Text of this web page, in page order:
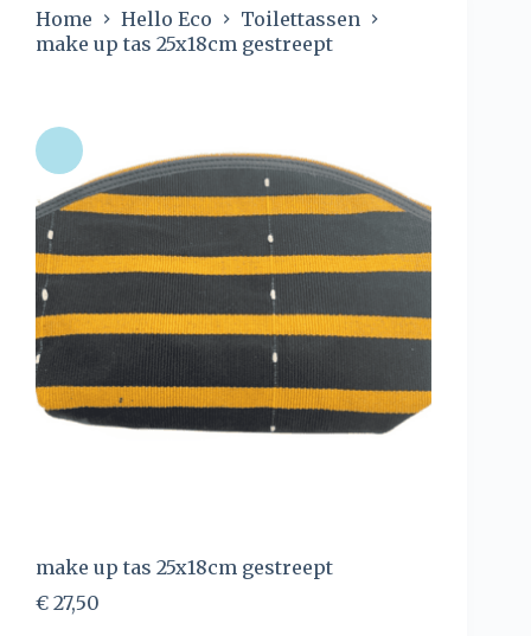
Home Hello Eco
Toilettassen
make up tas 25x18cm gestreept
make up tas 25x18cm gestreept
€ 27,50